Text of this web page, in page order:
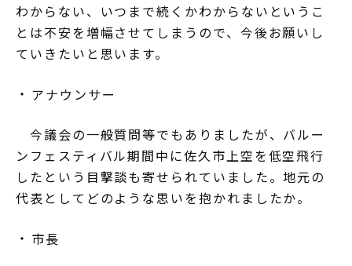
わからない、いつまで続くかわからないというこ
とは不安を増幅させてしまうので、今後お願いし
ていきたいと思います。
アナウンサー
今議会の一般質問等でもありましたが、バルー
ンフェスティバル期間中に佐久市上空を低空飛行
したという目撃談も寄せられていました。地元の
代表としてどのような思いを抱かれましたか。
市長